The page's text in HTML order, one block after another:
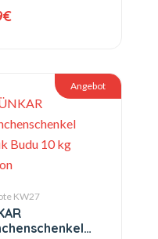
€
Angebot
KW27